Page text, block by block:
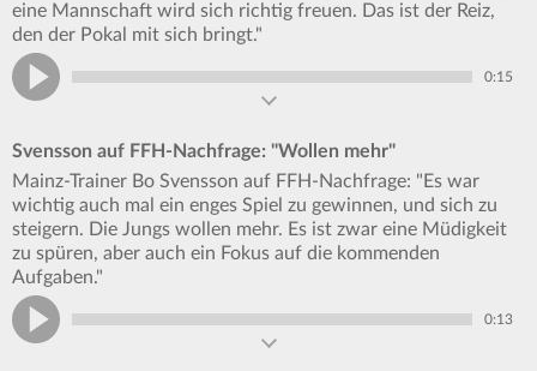
eine Mannschaft wird sich richtig freuen. Das ist der Reiz,
den der Pokal mit sich bringt."
0:15
Svensson auf FFH-Nachfrage: "Wollen mehr"
Mainz-Trainer Bo Svensson auf FFH-Nachfrage: "Es war
wichtig auch mal ein enges Spiel zu gewinnen, und sich zu
steigern. Die Jungs wollen mehr. Es ist zwar eine Müdigkeit
zu spüren, aber auch ein Fokus auf die kommenden
Aufgaben."
0:13